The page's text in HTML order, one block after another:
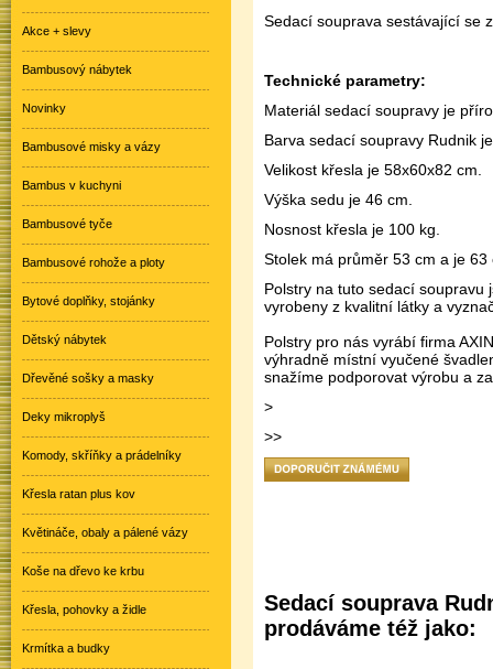
Sedací souprava sestávající se
Technické parametry:
Materiál sedací soupravy je
Barva sedací soupravy Rudnik
Velikost křesla je 58x60x82 cm.
Výška sedu je 46 cm.
Nosnost křesla je 100 kg.
Stolek má průměr 53 cm a je 63
Polstry na tuto sedací soupravu
vyrobeny z kvalitní látky a
Polstry pro nás vyrábí firma
výhradně místní vyučené
snažíme podporovat výrobu a
>
>>
Sedací souprava
prodáváme též jako:
Akce + slevy
Bambusový nábytek
Novinky
Bambusové misky a vázy
Bambus v kuchyni
Bambusové tyče
Bambusové rohože a ploty
Bytové doplňky, stojánky
Dětský nábytek
Dřevěné sošky a masky
Deky mikroplyš
Komody, skříňky a prádelníky
Křesla ratan plus kov
Květináče, obaly a pálené vázy
Koše na dřevo ke krbu
Křesla, pohovky a židle
Krmítka a budky